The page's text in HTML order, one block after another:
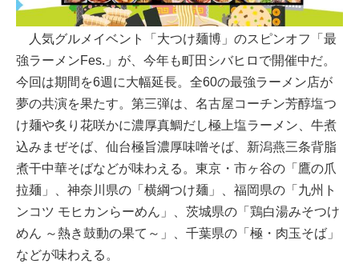
人気グルメイベント「大つけ麺博」のスピンオフ「最
強ラーメンFes.」が、今年も町田シバヒロで開催中だ。
今回は期間を6週に大幅延長。全60の最強ラーメン店が
夢の共演を果たす。第三弾は、名古屋コーチン芳醇塩つ
け麺や炙り花咲かに濃厚真鯛だし極上塩ラーメン、牛煮
込みまぜそば、仙台極旨濃厚味噌そば、新潟燕三条背脂
煮干中華そばなどが味わえる。東京・市ヶ谷の「鷹の爪
拉麺」、神奈川県の「横綱つけ麺」、福岡県の「九州ト
ンコツ モヒカンらーめん」、茨城県の「鶏白湯みそつけ
めん ～熱き鼓動の果て～」、千葉県の「極・肉玉そば」
などが味わえる。